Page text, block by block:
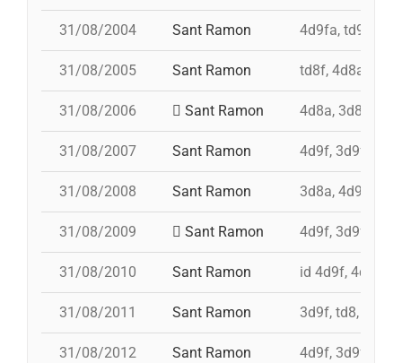
31/08/2004 Sant Ramon 4d9fa, td9fm,
31/08/2005 Sant Ramon td8f, 4d8a, 3d8,
31/08/2006 Sant Ramon 4d8a, 3d8,
31/08/2007 Sant Ramon 4d9f, 3d9f,
31/08/2008 Sant Ramon 3d8a, 4d9f,
31/08/2009 Sant Ramon 4d9f, 3d9fa,
31/08/2010 Sant Ramon id 4d9f, 4d9f,
31/08/2011 Sant Ramon 3d9f, td8, id
31/08/2012 Sant Ramon 4d9f, 3d9f,